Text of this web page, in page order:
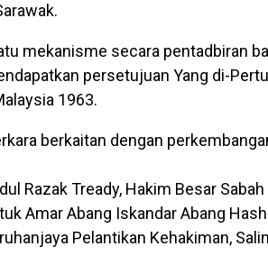
mekanisme secara pentadbiran
persetujuan Yang di-
1963.
berkaitan dengan
Razak Tready, Hakim Besar Sabah
Amar Abang Iskandar Abang
Pelantikan Kehakiman,